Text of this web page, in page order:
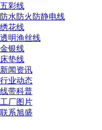
五彩线
防水防火防静电线
绣花线
透明渔丝线
金银线
床垫线
新闻资讯
行业动态
线带科普
工厂图片
联系旭盛